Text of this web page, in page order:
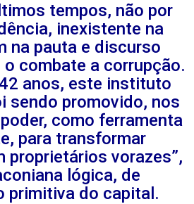
tempos, não por
inexistente na
na pauta e discurso
combate a corrupção.
anos, este instituto
sendo promovido, nos
como ferramenta
para transformar
proprietários vorazes”,
lógica, de
primitiva do capital.